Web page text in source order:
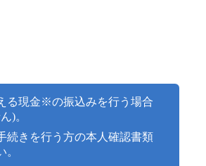
る現金※の振込みを行う場合
)。
続きを行う方の本人確認書類